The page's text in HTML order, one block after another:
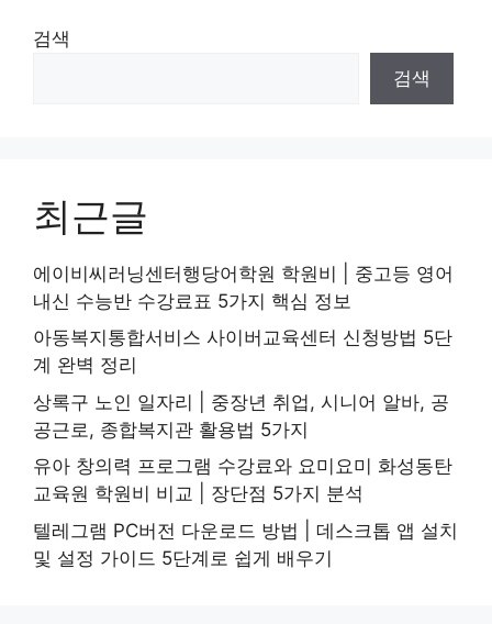
검색
검색
최근글
에이비씨러닝센터행당어학원 학원비 | 중고등 영어
내신 수능반 수강료표 5가지 핵심 정보
아동복지통합서비스 사이버교육센터 신청방법 5단
계 완벽 정리
상록구 노인 일자리 | 중장년 취업, 시니어 알바, 공
공근로, 종합복지관 활용법 5가지
유아 창의력 프로그램 수강료와 요미요미 화성동탄
교육원 학원비 비교 | 장단점 5가지 분석
텔레그램 PC버전 다운로드 방법 | 데스크톱 앱 설치
및 설정 가이드 5단계로 쉽게 배우기